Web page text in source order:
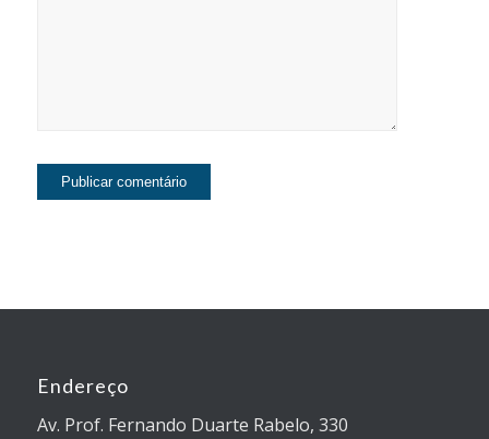
Endereço
Av. Prof. Fernando Duarte Rabelo, 330